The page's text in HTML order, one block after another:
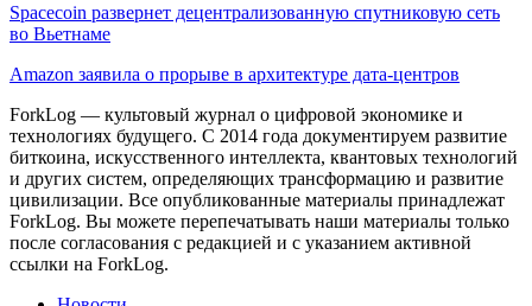
Spacecoin развернет децентрализованную спутниковую сеть
во Вьетнаме
Amazon заявила о прорыве в архитектуре дата-центров
ForkLog — культовый журнал о цифровой экономике и
технологиях будущего. С 2014 года документируем развитие
биткоина, искусственного интеллекта, квантовых технологий
и других систем, определяющих трансформацию и развитие
цивилизации. Все опубликованные материалы принадлежат
ForkLog. Вы можете перепечатывать наши материалы только
после согласования с редакцией и с указанием активной
ссылки на ForkLog.